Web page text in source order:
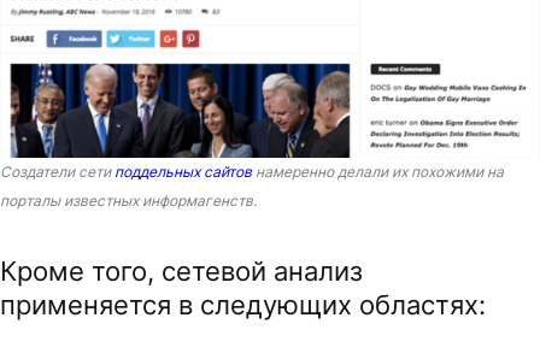
Создатели сети поддельных сайтов намеренно делали их похожими на
порталы известных информагенств.
Кроме того, сетевой анализ
применяется в следующих областях: